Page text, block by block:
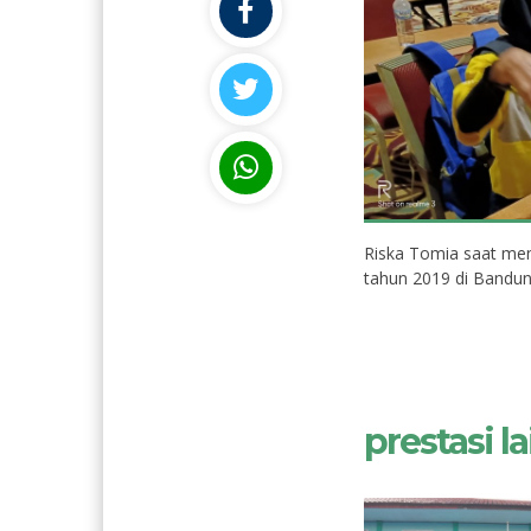
Riska Tomia saat
tahun 2019 di
prestasiPNS
GURU SDLB